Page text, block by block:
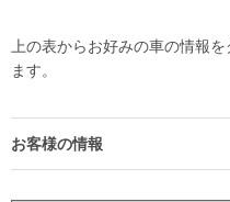
上の表からお好みの車の情報
ます。
お客様の情報